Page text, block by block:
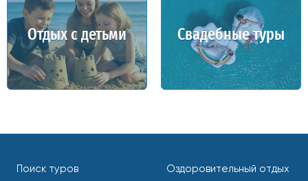
Отдых с детьми Свадебные туры
Поиск туров Оздоровительный отдых